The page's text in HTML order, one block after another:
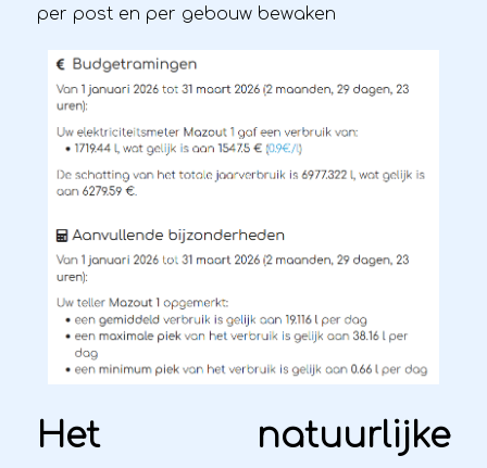
per post en per gebouw bewaken
Het natuurlijke